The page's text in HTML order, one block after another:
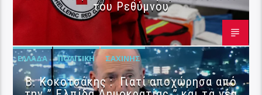
του Ρεθύμνου
ΕΛΛΆΔΑ ΠΟΛΙΤΙΚΉ ΣΑΧΊΝΗΣ
Β. Κοκοτσάκης : Γιατί αποχώρησα από